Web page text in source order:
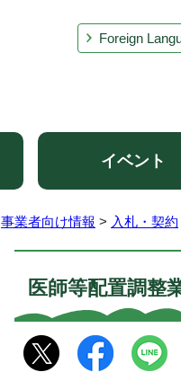
Foreign
イベント
事業者向け情報 > 入札・契約
医師等配置調整